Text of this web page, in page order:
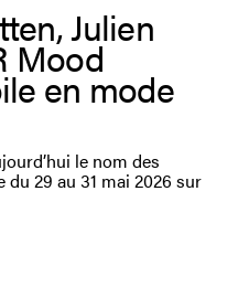
Julien
Mood
en mode
le nom des
29 au 31 mai 2026 sur